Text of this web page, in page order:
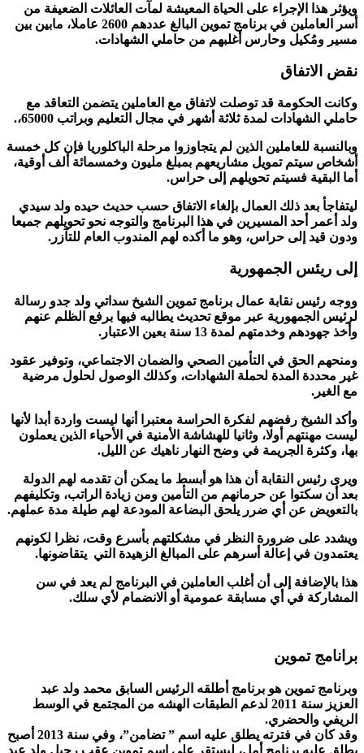
ويؤثر هذا الإجراء على الحياة المعيشة لمآت العائلات الضعيفة من
أسر العاملين في برنامج تموين البالغ عددهم 2600 عاملا، مابين بين
مسير ومُكيل وحارس أغلبهم من حاملي الشهادات.
نقض الاتفاق
وكانت الحكومة قد توصلت لاتفاق مع العاملين يتضمن التعاقد مع
حاملي الشهادات لمدة ثلاثة أشهر في مجال التعليم وبراتب 65000،.
وبالنسبة للعاملين الذين لم يتجاوزوا مرحلة الباكلوريا فإن كل خمسة
أشخاص سيتم تمويل مشاريعهم بمبلغ مليون وخمسمائة ألف أوقية،
أما البقية فسيتم تحويلهم إلى حراس.
ليتفاجأ بعد ذلك العمال بإلغاء الاتفاق حسب حديث حيده ولد سيدي
ولد أعمر أحد المسيرين في هذا البرنامج والتوجه نحو تحويلهم جميعا
ودون قيد إلى حراس، وهو ما أكده لهم المندوب العام للتآزر.
إلى ريئس الجمهورية
ووجه رئيس نقابة عمال برنامج تموين الشيخ سداتي ولد جدو رسالة
لرئيس الجمهورية عبر موقع تحديث يطالبه فيها برفع الظلم عنهم
وأخذ جهودهم وخدمتهم لمدة 13 سنة بعين الاعتبار.
ومنحهم الحق في التأمين الصحي والضمان الاجتماعي، وتوفير عقود
غير محددة المدة لحملة الشهادات، وكذلك الوصول لحلول مرضية
مع الغير.
وأكد الشيخ رفضهم لفكرة الحراسة معتبرا أنها ليست واردة أبدا لأنها
ليست مهنتهم أولا، وثانيا للهشاشة الأمنية في الأحياء الذين يعملون
بها، وكثرة الجريمة في وضح النهار ناهيك عن الليل.
ويرى رئيس النقابة أن هذا هو أبسط ما يمكن أن تقدمه لهم الدولة
بعد أن سكتوا عن حرمانهم من التأمين ومن زيادة الراتب، وتكليفهم
بالتعويض عن أي ضرر يلحق البضاعة المودعة لهم طيلة مدة عملهم.
ويشدد على ضرورة النظر في مشكلتهم بأسرع وقت، نظرا لكونهم
يعتمدون في إعالة أسرهم على المبالغ الزهيدة التي يتقاضونها.
هذا بالإضافة إلى أن أغلب العاملين في البرنامج لم يعد في سن
المشاركة في أي مسابقة عمومية أو الانضمام لأي سلك.
برانامج تموين
وبرنامج تموين هو برنامج أطلقه الرئيس السابق محمد ولد عبد
العزيز سنة 2011 لدعم الطبقات الهشه من المجتمع في الوسط
الريفي والحضري.
وقد كان في فترته يطلق عليه اسم ” تضامن”، وفي سنة 2013 أصبح